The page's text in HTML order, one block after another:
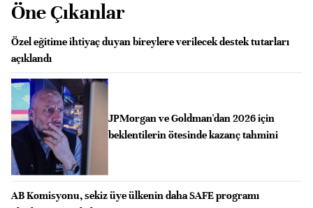
Öne Çıkanlar
Özel eğitime ihtiyaç duyan bireylere verilecek destek tutarları
açıklandı
JPMorgan ve Goldman'dan 2026 için
beklentilerin ötesinde kazanç tahmini
AB Komisyonu, sekiz üye ülkenin daha SAFE programı